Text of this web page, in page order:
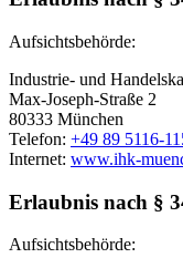
Aufsichtsbehörde:
Industrie- und
Max-Joseph-Straße 2
80333 München
Telefon: +49 89 5116-
Internet: www.ihk-
Erlaubnis nach §
Aufsichtsbehörde: